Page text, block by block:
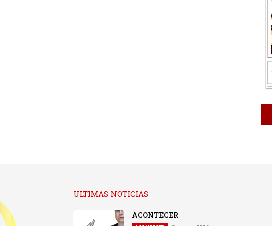
ULTIMAS NOTICIAS
ACONTECER